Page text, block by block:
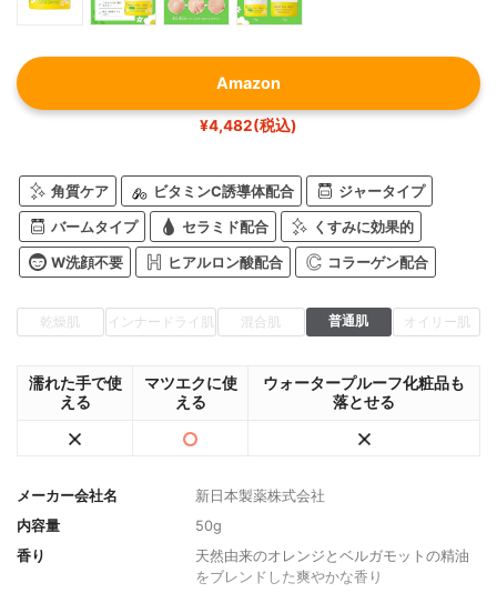
Amazon
¥4,482(税込)
角質ケア ビタミンC誘導体配合 ジャータイプ
バームタイプ セラミド配合 くすみに効果的
W洗顔不要 ヒアルロン酸配合 コラーゲン配合
乾燥肌 インナードライ肌 混合肌 普通肌 オイリー肌
濡れた手で使
える
マツエクに使
える
ウォータープルーフ化粧品も
落とせる
メーカー会社名
新日本製薬株式会社
内容量
50g
香り
天然由来のオレンジとベルガモットの精油
をブレンドした爽やかな香り